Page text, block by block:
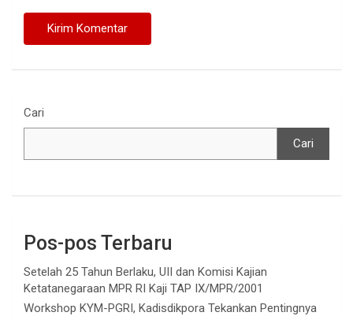
Cari
Cari
Pos-pos Terbaru
Setelah 25 Tahun Berlaku, UII dan Komisi Kajian
Ketatanegaraan MPR RI Kaji TAP IX/MPR/2001
Workshop KYM-PGRI, Kadisdikpora Tekankan Pentingnya